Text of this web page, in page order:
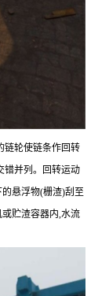
链轮使链条作回转
错并列。回转运动
悬浮物(栅渣)刮至
贮渣容器内,水流